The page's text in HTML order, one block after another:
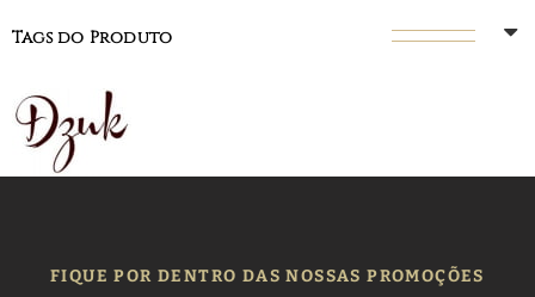
Tags do Produto
FIQUE POR DENTRO DAS NOSSAS PROMOÇÕES